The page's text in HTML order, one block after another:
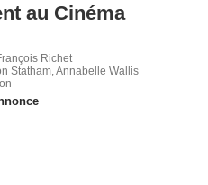
au Cinéma
Richet
Statham, Annabelle Wallis